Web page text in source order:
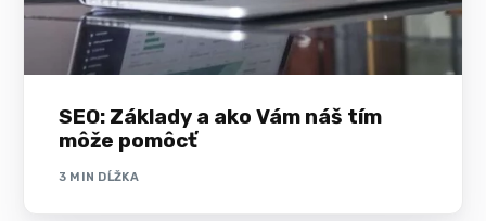
SEO: Základy a ako Vám náš tím
môže pomôcť
3 MIN DĹŽKA